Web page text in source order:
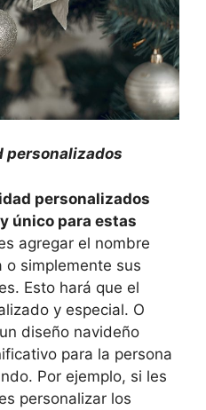
personalizados
personalizados
único para estas
agregar el nombre
o simplemente sus
Esto hará que el
y especial. O
diseño navideño
para la persona
Por ejemplo, si les
personalizar los